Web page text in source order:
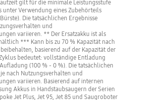
gilt für die minimale Leistungsstufe
unter Verwendung eines Zubehörteils
Die tatsächlichen Ergebnisse
und
variieren. ** Der Ersatzakku ist als
*** Kann bis zu 70 % Kapazität nach
basierend auf der Kapazität der
bedeutet: vollständige Entladung
(100 % - 0 %). Die tatsächlichen
nach Nutzungsverhalten und
variieren. Basierend auf internen
Akkus in Handstaubsaugern der Serien
Jet Plus, Jet 95, Jet 85 und Saugroboter